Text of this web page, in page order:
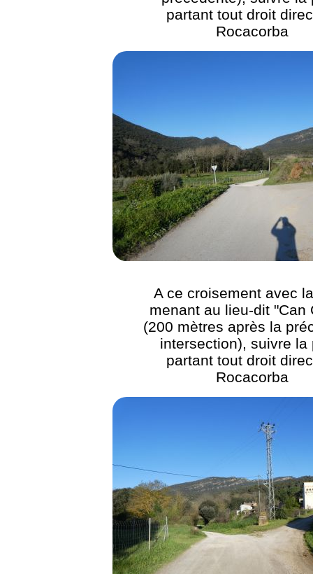
partant tout droit
Rocacorba
A ce croisement avec
menant au lieu-dit "Can
(200 mètres après la
intersection), suivre la
partant tout droit
Rocacorba